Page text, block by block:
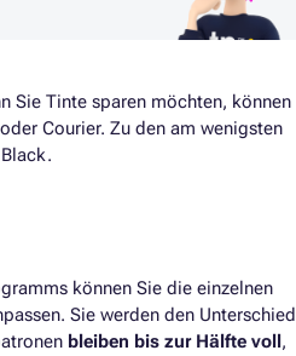
Sie Tinte sparen möchten, können
Courier. Zu den am wenigsten
können Sie die einzelnen
Sie werden den Unterschied
bleiben bis zur Hälfte voll,